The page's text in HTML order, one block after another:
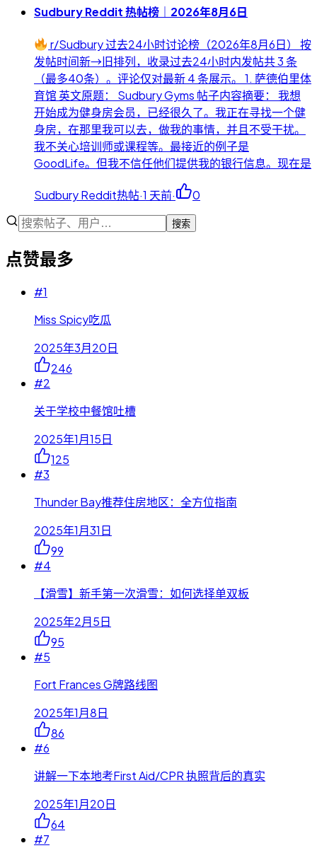
Sudbury Reddit 热帖榜｜2026年8月6日
r/Sudbury 过去24小时讨论榜（2026年8月6日） 按
发帖时间新→旧排列，收录过去24小时内发帖共 3 条
（最多40条）。评论仅对最新 4 条展示。 1. 萨德伯里体
育馆 英文原题： Sudbury Gyms 帖子内容摘要： 我想
开始成为健身房会员，已经很久了。我正在寻找一个健
身房，在那里我可以去，做我的事情，并且不受干扰。
我不关心培训师或课程等。最接近的例子是
GoodLife。但我不信任他们提供我的银行信息。现在是
Sudbury Reddit热帖·1 天前· 0
搜索
点赞最多
#1
Miss Spicy吃瓜
2025年3月20日
246
#2
关于学校中餐馆吐槽
2025年1月15日
125
#3
Thunder Bay推荐住房地区：全方位指南
2025年1月31日
99
#4
【滑雪】新手第一次滑雪：如何选择单双板
2025年2月5日
95
#5
Fort Frances G牌路线图
2025年1月8日
86
#6
讲解一下本地考First Aid/CPR 执照背后的真实
2025年1月20日
64
#7